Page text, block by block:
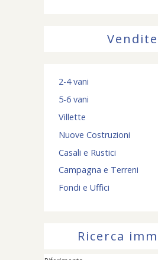
Vendite
2-4 vani
5-6 vani
Villette
Nuove Costruzioni
Casali e Rustici
Campagna e Terreni
Fondi e Uffici
Ricerca